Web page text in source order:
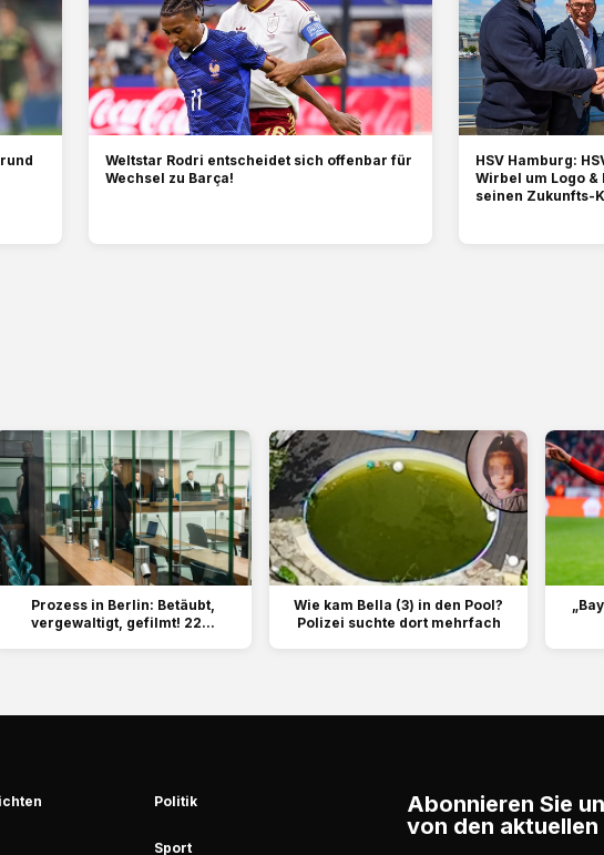
Weltstar Rodri entscheidet sich offenbar für
Wechsel zu Barça!
HSV Hamburg:
Wirbel um Logo &
seinen Zukunfts-
Prozess in Berlin: Betäubt,
vergewaltigt, gefilmt! 22...
Wie kam Bella (3) in den Pool?
Polizei suchte dort mehrfach
Politik
Sport
Abonnieren Sie
von den